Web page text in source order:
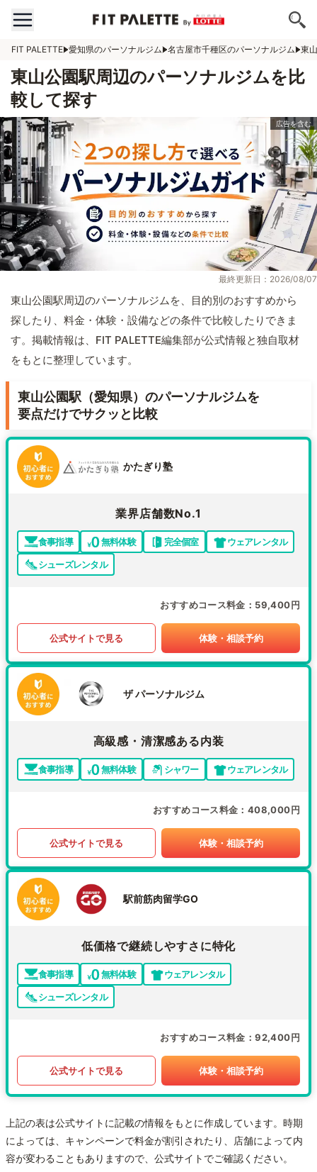
FIT PALETTE 愛知県のパーソナルジム 名古屋市千種区のパーソナルジム 東
東山公園駅周辺のパーソナルジムを比
較して探す
最終更新日：2026/08/07
東山公園駅周辺のパーソナルジムを、目的別のおすすめから
探したり、料金・体験・設備などの条件で比較したりできま
す。掲載情報は、FIT PALETTE編集部が公式情報と独自取材
をもとに整理しています。
東山公園駅（愛知県）のパーソナルジムを
要点だけでサクッと比較
かたぎり塾
業界店舗数No.1
食事指導 無料体験 完全個室
ウェアレンタル
シューズレンタル
おすすめコース料金 59,400円
公式サイトで見る 体験・相談予約
ザ パーソナルジム
高級感・清潔感ある内装
食事指導 無料体験 シャワー ウェアレンタル
おすすめコース料金 408,000円
公式サイトで見る 体験・相談予約
駅前筋肉留学GO
低価格で継続しやすさに特化
食事指導 無料体験
ウェアレンタル
シューズレンタル
おすすめコース料金 92,400円
公式サイトで見る 体験・相談予約
上記の表は公式サイトに記載の情報をもとに作成しています。時期
によっては、キャンペーンで料金が割引されたり、店舗によって内
容が変わることもありますので、公式サイトでご確認ください。